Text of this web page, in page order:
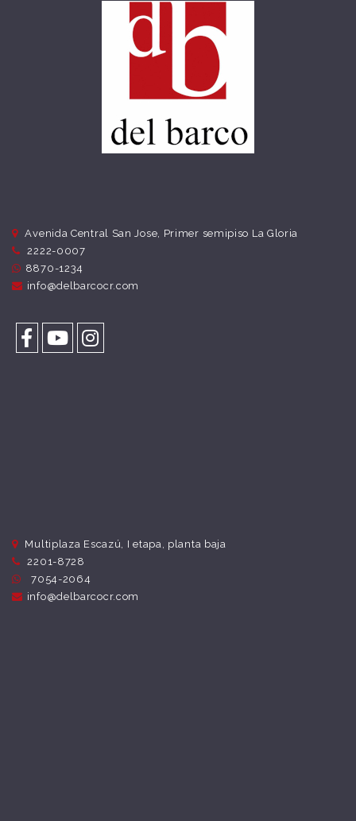
Avenida Central San Jose, Primer semipiso La Gloria
2222-0007
8870-1234
info@delbarcocr.com
Multiplaza Escazú, I etapa, planta baja
2201-8728
7054-2064
info@delbarcocr.com